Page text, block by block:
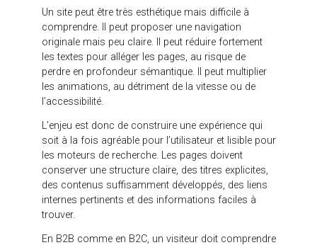
après coup. Une fois que le nouveau site est publié,
chaque erreur peut déjà avoir des conséquences
sur le crawl, l’indexation, le trafic et la performance
organique.
Refonte UX : améliorer
l’expérience sans perdre
la clarté SEO
Unerefonte UXvise à améliorer l’expérience
utilisateur. Elle permet de rendre le site plus fluide,
plus lisible, plus intuitif et plus adapté aux attentes
des visiteurs. Mais l’UX ne doit pas être pensée